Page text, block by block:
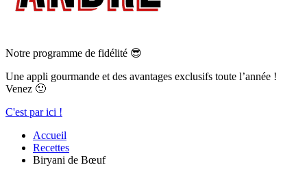
Notre programme de fidélité 😎
Une appli gourmande et des avantages exclusifs toute l’année !
Venez 🙂
C'est par ici !
Accueil
Recettes
Biryani de Bœuf